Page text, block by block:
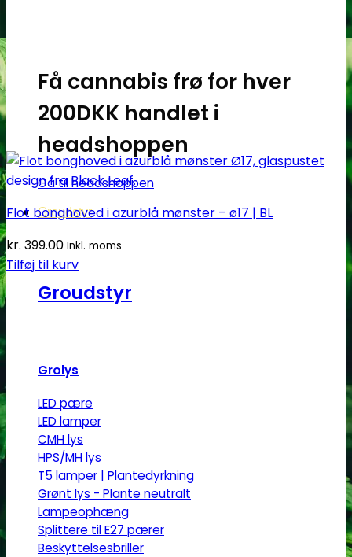
Få cannabis frø for hver
200DKK handlet i
headshoppen
Gå til headshoppen
Groudstyr
Groudstyr
Grolys
LED pære
LED lamper
CMH lys
HPS/MH lys
T5 lamper | Plantedyrkning
Grønt lys - Plante neutralt
Lampeophæng
Splittere til E27 pærer
Beskyttelsesbriller
Flot bonghoved i azurblå mønster – ø17 | BL
kr. 399.00 Inkl. moms
Tilføj til kurv